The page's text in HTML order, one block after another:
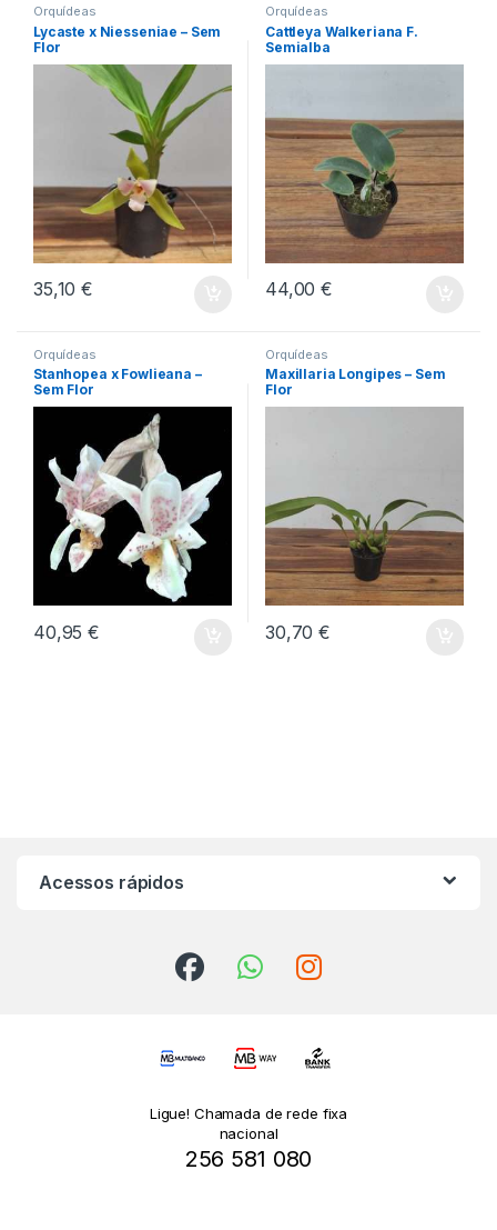
Orquídeas
Lycaste x Niesseniae – Sem
Flor
35,10€
Orquídeas
Cattleya Walkeriana F.
Semialba
44,00€
Orquídeas
Stanhopea x Fowlieana –
Sem Flor
40,95€
Orquídeas
Maxillaria Longipes – Sem
Flor
30,70€
Acessos rápidos
Ligue! Chamada de rede fixa
nacional
256 581 080